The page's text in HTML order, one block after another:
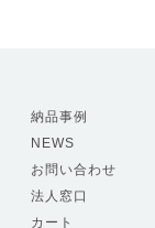
納品事例
NEWS
お問い合わせ
法人窓口
カート